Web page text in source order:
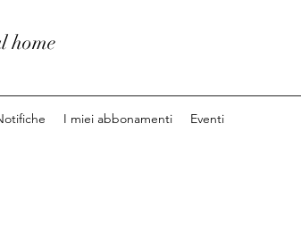
home
I miei abbonamenti Eventi